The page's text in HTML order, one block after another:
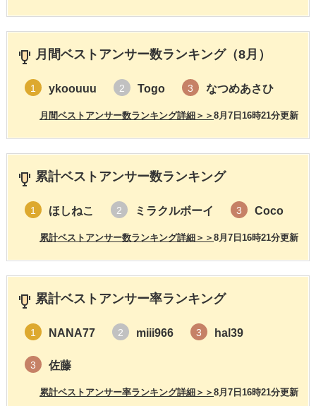
月間ベストアンサー数ランキング（8月）
1 ykoouuu 2 Togo 3 なつめあさひ
8月7日16時21分更新
月間ベストアンサー数ランキング詳細＞＞
累計ベストアンサー数ランキング
1 ほしねこ 2 ミラクルボーイ 3 Coco
8月7日16時21分更新
累計ベストアンサー数ランキング詳細＞＞
累計ベストアンサー率ランキング
1 NANA77 2 miii966 3 hal39
3 佐藤
8月7日16時21分更新
累計ベストアンサー率ランキング詳細＞＞